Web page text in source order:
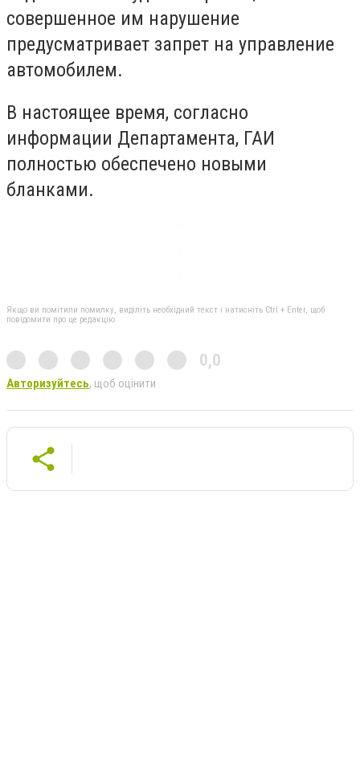
совершенное им нарушение
предусматривает запрет на управление
автомобилем.
В настоящее время, согласно
информации Департамента, ГАИ
полностью обеспечено новыми
бланками.
Якщо ви помітили помилку, виділіть необхідний текст і натисніть Ctrl + Enter, щоб
повідомити про це редакцію
0,0
Авторизуйтесь, щоб оцінити